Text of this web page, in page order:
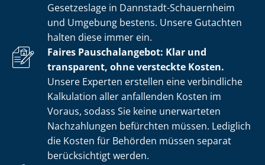
Gesetzeslage in Dannstadt-Schauernheim
und Umgebung bestens. Unsere Gutachten
halten diese immer ein.
Faires Pauschalangebot: Klar und
transparent, ohne versteckte Kosten.
Unsere Experten erstellen eine verbindliche
Kalkulation aller anfallenden Kosten im
Voraus, sodass Sie keine unerwarteten
Nachzahlungen befürchten müssen. Lediglich
die Kosten für Behörden müssen separat
berücksichtigt werden.